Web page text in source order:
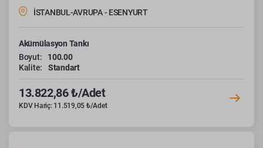
İSTANBUL-AVRUPA - ESENYURT
Akümülasyon Tankı
Boyut:
100.00
Kalite:
Standart
13.822,86 ₺/Adet
KDV Hariç: 11.519,05 ₺/Adet